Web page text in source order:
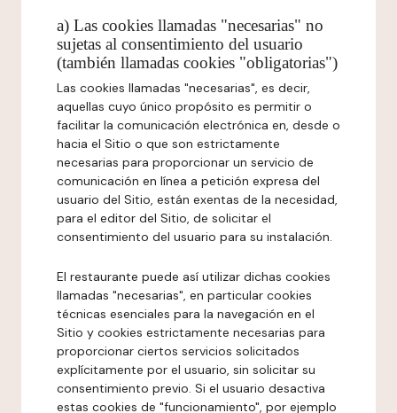
a) Las cookies llamadas "necesarias" no
sujetas al consentimiento del usuario
(también llamadas cookies "obligatorias")
Las cookies llamadas "necesarias", es decir,
aquellas cuyo único propósito es permitir o
facilitar la comunicación electrónica en, desde o
hacia el Sitio o que son estrictamente
necesarias para proporcionar un servicio de
comunicación en línea a petición expresa del
usuario del Sitio, están exentas de la necesidad,
para el editor del Sitio, de solicitar el
consentimiento del usuario para su instalación.
El restaurante puede así utilizar dichas cookies
llamadas "necesarias", en particular cookies
técnicas esenciales para la navegación en el
Sitio y cookies estrictamente necesarias para
proporcionar ciertos servicios solicitados
explícitamente por el usuario, sin solicitar su
consentimiento previo. Si el usuario desactiva
estas cookies de "funcionamiento", por ejemplo